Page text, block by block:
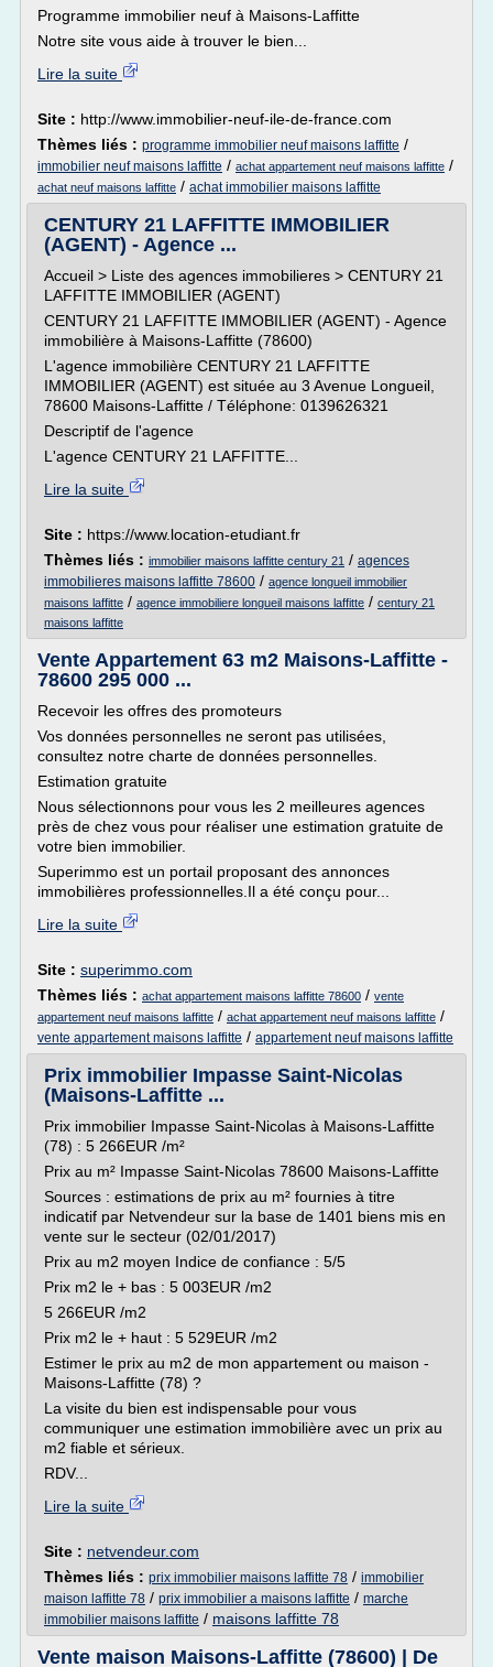
Programme immobilier neuf à Maisons-Laffitte
Notre site vous aide à trouver le bien...
Lire la suite
Site : http://www.immobilier-neuf-ile-de-france.com
Thèmes liés : programme immobilier neuf maisons laffitte /
immobilier neuf maisons laffitte / achat appartement neuf maisons laffitte /
achat neuf maisons laffitte / achat immobilier maisons laffitte
CENTURY 21 LAFFITTE IMMOBILIER
(AGENT) - Agence ...
Accueil > Liste des agences immobilieres > CENTURY 21
LAFFITTE IMMOBILIER (AGENT)
CENTURY 21 LAFFITTE IMMOBILIER (AGENT) - Agence
immobilière à Maisons-Laffitte (78600)
L'agence immobilière CENTURY 21 LAFFITTE
IMMOBILIER (AGENT) est située au 3 Avenue Longueil,
78600 Maisons-Laffitte / Téléphone: 0139626321
Descriptif de l'agence
L'agence CENTURY 21 LAFFITTE...
Lire la suite
Site : https://www.location-etudiant.fr
Thèmes liés : immobilier maisons laffitte century 21 / agences
immobilieres maisons laffitte 78600 / agence longueil immobilier
maisons laffitte / agence immobiliere longueil maisons laffitte / century 21
maisons laffitte
Vente Appartement 63 m2 Maisons-Laffitte -
78600 295 000 ...
Recevoir les offres des promoteurs
Vos données personnelles ne seront pas utilisées,
consultez notre charte de données personnelles.
Estimation gratuite
Nous sélectionnons pour vous les 2 meilleures agences
près de chez vous pour réaliser une estimation gratuite de
votre bien immobilier.
Superimmo est un portail proposant des annonces
immobilières professionnelles.Il a été conçu pour...
Lire la suite
Site : superimmo.com
Thèmes liés : achat appartement maisons laffitte 78600 / vente
appartement neuf maisons laffitte / achat appartement neuf maisons laffitte /
vente appartement maisons laffitte / appartement neuf maisons laffitte
Prix immobilier Impasse Saint-Nicolas
(Maisons-Laffitte ...
Prix immobilier Impasse Saint-Nicolas à Maisons-Laffitte
(78) : 5 266EUR /m²
Prix au m² Impasse Saint-Nicolas 78600 Maisons-Laffitte
Sources : estimations de prix au m² fournies à titre
indicatif par Netvendeur sur la base de 1401 biens mis en
vente sur le secteur (02/01/2017)
Prix au m2 moyen Indice de confiance : 5/5
Prix m2 le + bas : 5 003EUR /m2
5 266EUR /m2
Prix m2 le + haut : 5 529EUR /m2
Estimer le prix au m2 de mon appartement ou maison -
Maisons-Laffitte (78) ?
La visite du bien est indispensable pour vous
communiquer une estimation immobilière avec un prix au
m2 fiable et sérieux.
RDV...
Lire la suite
Site : netvendeur.com
Thèmes liés : prix immobilier maisons laffitte 78 / immobilier
maison laffitte 78 / prix immobilier a maisons laffitte / marche
immobilier maisons laffitte / maisons laffitte 78
Vente maison Maisons-Laffitte (78600) | De